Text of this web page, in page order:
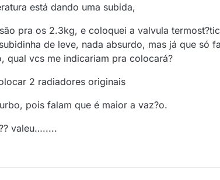
está dando uma subida,
pra os 2.3kg, e coloquei a valvula
de leve, nada absurdo, mas já que só
qual vcs me indicariam pra colocará?
2 radiadores originais
pois falam que é maior a vaz?o.
valeu….....